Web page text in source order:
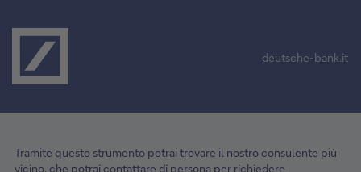
deutsche-bank.it
Tramite questo strumento potrai trovare il nostro consulente più
vicino, che potrai contattare di persona per richiedere